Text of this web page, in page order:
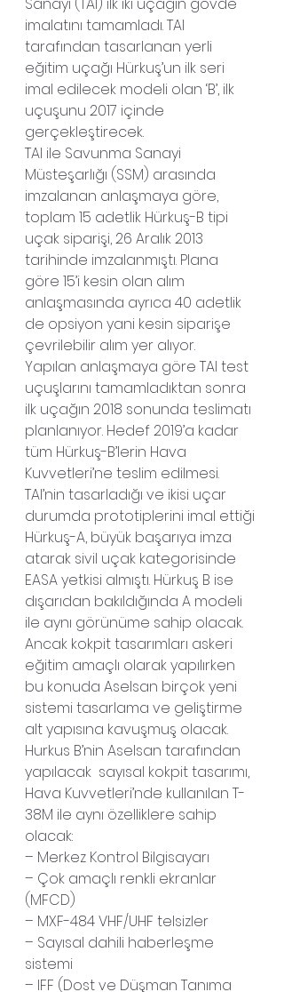
imalatını tamamladı. TAI
tarafından tasarlanan yerli
eğitim uçağı Hürkuş’un ilk seri
imal edilecek modeli olan ‘B’, ilk
uçuşunu 2017 içinde
gerçekleştirecek.
TAI ile Savunma Sanayi
Müsteşarlığı (SSM) arasında
imzalanan anlaşmaya göre,
toplam 15 adetlik Hürkuş-B tipi
uçak siparişi, 26 Aralık 2013
tarihinde imzalanmıştı. Plana
göre 15’i kesin olan alım
anlaşmasında ayrıca 40 adetlik
de opsiyon yani kesin siparişe
çevrilebilir alım yer alıyor.
Yapılan anlaşmaya göre TAI test
uçuşlarını tamamladıktan sonra
ilk uçağın 2018 sonunda teslimatı
planlanıyor. Hedef 2019’a kadar
tüm Hürkuş-B’lerin Hava
Kuvvetleri’ne teslim edilmesi.
TAI’nin tasarladığı ve ikisi uçar
durumda prototiplerini imal ettiği
Hürkuş-A, büyük başarıya imza
atarak sivil uçak kategorisinde
EASA yetkisi almıştı. Hürkuş B ise
dışarıdan bakıldığında A modeli
ile aynı görünüme sahip olacak.
Ancak kokpit tasarımları askeri
eğitim amaçlı olarak yapılırken
bu konuda Aselsan birçok yeni
sistemi tasarlama ve geliştirme
alt yapısına kavuşmuş olacak.
Hurkus B’nin Aselsan tarafından
yapılacak  sayısal kokpit tasarımı,
Hava Kuvvetleri’nde kullanılan T-
38M ile aynı özelliklere sahip
olacak:
– Merkez Kontrol Bilgisayarı
– Çok amaçlı renkli ekranlar
(MFCD)
– MXF-484 VHF/UHF telsizler
– Sayısal dahili haberleşme
sistemi
– IFF (Dost ve Düşman Tanıma